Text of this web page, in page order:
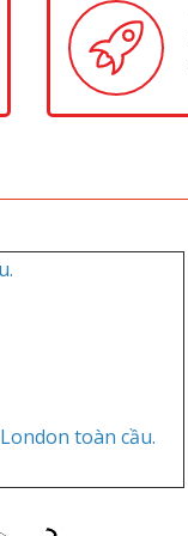
toàn cầu.